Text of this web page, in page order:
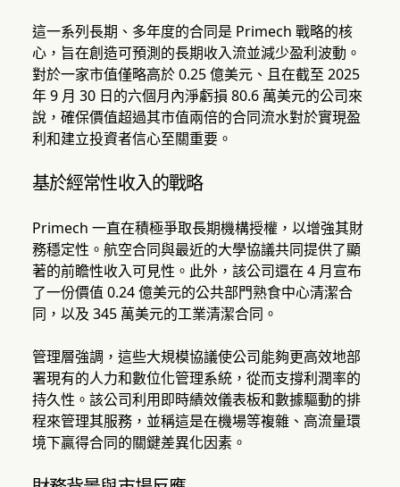
這一系列長期、多年度的合同是 Primech 戰略的核
心，旨在創造可預測的長期收入流並減少盈利波動。
對於一家市值僅略高於 0.25 億美元、且在截至 2025
年 9 月 30 日的六個月內淨虧損 80.6 萬美元的公司來
說，確保價值超過其市值兩倍的合同流水對於實現盈
利和建立投資者信心至關重要。
基於經常性收入的戰略
Primech 一直在積極爭取長期機構授權，以增強其財
務穩定性。航空合同與最近的大學協議共同提供了顯
著的前瞻性收入可見性。此外，該公司還在 4 月宣布
了一份價值 0.24 億美元的公共部門熟食中心清潔合
同，以及 345 萬美元的工業清潔合同。
管理層強調，這些大規模協議使公司能夠更高效地部
署現有的人力和數位化管理系統，從而支撐利潤率的
持久性。該公司利用即時績效儀表板和數據驅動的排
程來管理其服務，並稱這是在機場等複雜、高流量環
境下贏得合同的關鍵差異化因素。